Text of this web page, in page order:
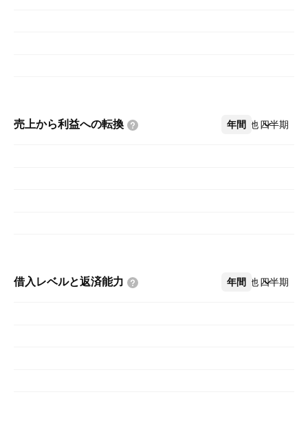
売上から利益への転換 年間 四半期
その他
借入レベルと返済能力 年間 四半期
その他